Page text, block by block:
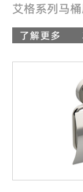
艾格系列马
了解更多